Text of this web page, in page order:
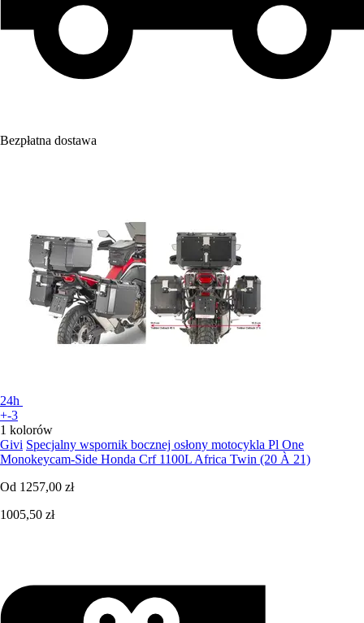
Bezpłatna dostawa
24h
+-3
1 kolorów
Givi Specjalny wspornik bocznej osłony motocykla Pl One
Monokeycam-Side Honda Crf 1100L Africa Twin (20 À 21)
Od 1257,00 zł
1005,50 zł